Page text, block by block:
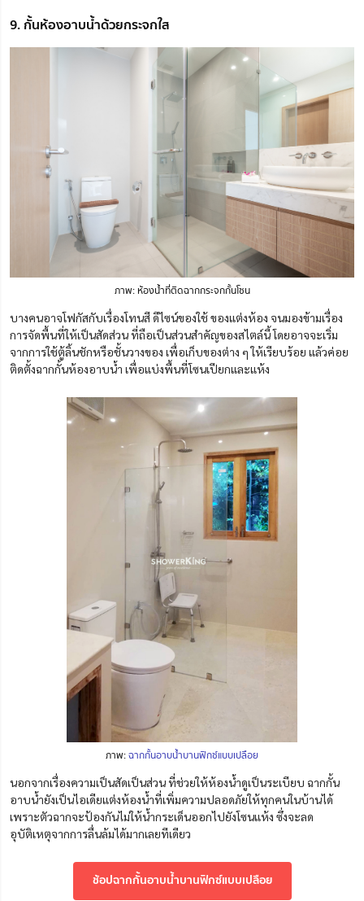
9. กั้นห้องอาบน้ำด้วยกระจกใส
ภาพ: ห้องน้ำที่ติดฉากกระจกกั้นโซน
บางคนอาจโฟกัสกับเรื่องโทนสี ดีไซน์ของใช้ ของแต่งห้อง จนมองข้ามเรื่อง
การจัดพื้นที่ให้เป็นสัดส่วน ที่ถือเป็นส่วนสำคัญของสไตล์นี้ โดยอาจจะเริ่ม
จากการใช้ตู้ลิ้นชักหรือชั้นวางของ เพื่อเก็บของต่าง ๆ ให้เรียบร้อย แล้วค่อย
ติดตั้งฉากกั้นห้องอาบน้ำ เพื่อแบ่งพื้นที่โซนเปียกและแห้ง
ภาพ:ฉากกั้นอาบน้ำบานฟิกซ์แบบเปลือย
นอกจากเรื่องความเป็นสัดเป็นส่วน ที่ช่วยให้ห้องน้ำดูเป็นระเบียบ ฉากกั้น
อาบน้ำยังเป็นไอเดียแต่งห้องน้ำที่เพิ่มความปลอดภัยให้ทุกคนในบ้านได้
เพราะตัวฉากจะป้องกันไม่ให้น้ำกระเด็นออกไปยังโซนแห้ง ซึ่งจะลด
อุบัติเหตุจากการลื่นล้มได้มากเลยทีเดียว
ช้อปฉากกั้นอาบน้ำบานฟิกซ์แบบเปลือย